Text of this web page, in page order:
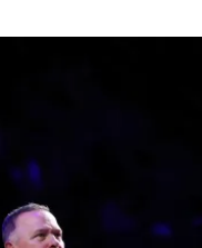
הפועל תל אביב